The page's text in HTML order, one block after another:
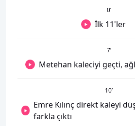
0’
İlk 11'ler
7’
Metehan kaleciyi geçti,
10’
Emre Kılınç direkt kaleyi
farkla çıktı